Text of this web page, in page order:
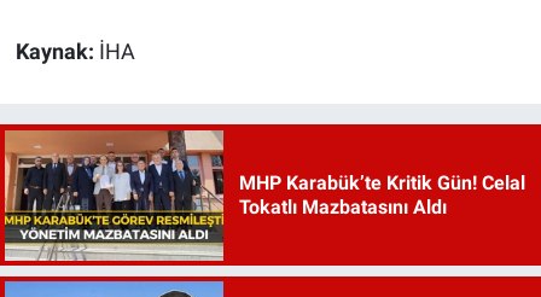
Kaynak: İHA
MHP Karabük’te Kritik Gün! Celal
Tokatlı Mazbatasını Aldı